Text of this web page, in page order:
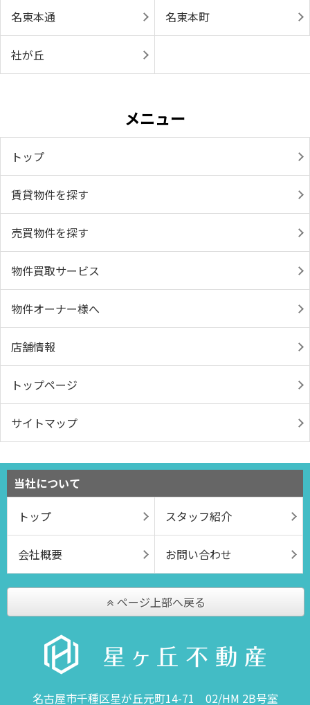
名東本通 名東本町
社が丘
メニュー
トップ
賃貸物件を探す
売買物件を探す
物件買取サービス
物件オーナー様へ
店舗情報
トップページ
サイトマップ
当社について
トップ
スタッフ紹介
会社概要 お問い合わせ
ページ上部へ戻る
名古屋市千種区星が丘元町14-71 02/HM 2B号室